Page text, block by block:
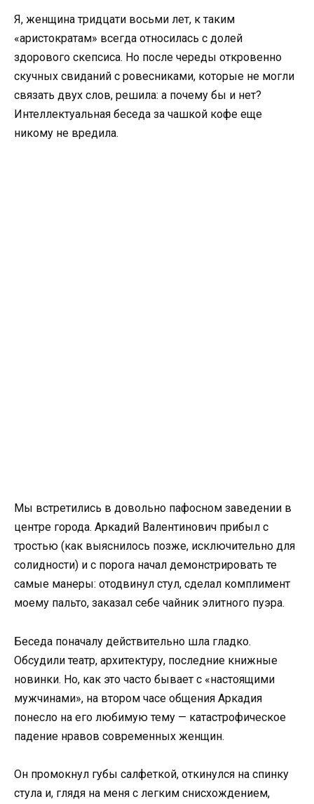
Я, женщина тридцати восьми лет, к таким
«аристократам» всегда относилась с долей
здорового скепсиса. Но после череды откровенно
скучных свиданий с ровесниками, которые не могли
связать двух слов, решила: а почему бы и нет?
Интеллектуальная беседа за чашкой кофе еще
никому не вредила.
Мы встретились в довольно пафосном заведении в
центре города. Аркадий Валентинович прибыл с
тростью (как выяснилось позже, исключительно для
солидности) и с порога начал демонстрировать те
самые манеры: отодвинул стул, сделал комплимент
моему пальто, заказал себе чайник элитного пуэра.
Беседа поначалу действительно шла гладко.
Обсудили театр, архитектуру, последние книжные
новинки. Но, как это часто бывает с «настоящими
мужчинами», на втором часе общения Аркадия
понесло на его любимую тему — катастрофическое
падение нравов современных женщин.
Он промокнул губы салфеткой, откинулся на спинку
стула и, глядя на меня с легким снисхождением,